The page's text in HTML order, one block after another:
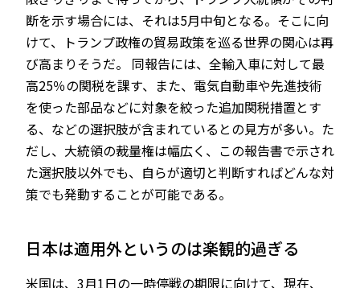
断を示す場合には、それは5月中旬となる。そこに向
けて、トランプ政権の貿易政策を巡る世界の関心は再
び高まりそうだ。 同報告には、全輸入車に対して最
高25％の関税を課す、また、電気自動車や先進技術
を使った部品などに対象を絞った追加関税措置とす
る、などの選択肢が含まれているとの見方が多い。た
だし、大統領の裁量権は幅広く、この報告書で示され
た選択肢以外でも、自らが適切と判断すればどんな対
策でも発動することが可能である。
日本は適用外というのは楽観的過ぎる
米国は、3月1日の一時停戦の期限に向けて、現在、